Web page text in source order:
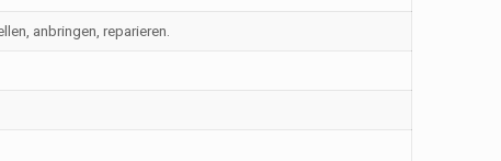
anbringen, reparieren.